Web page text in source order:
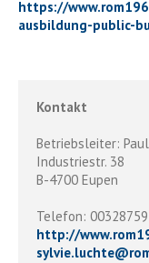
https://
ausbildung-public-
Kontakt
Betriebsleiter: Paul
Industriestr. 38
B-4700 Eupen
Telefon:
http://
sylvie.luchte@